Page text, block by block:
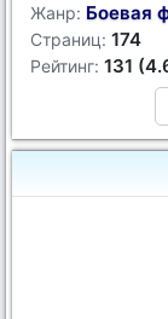
Жанр: Боевая
Страниц: 174
Рейтинг: 131